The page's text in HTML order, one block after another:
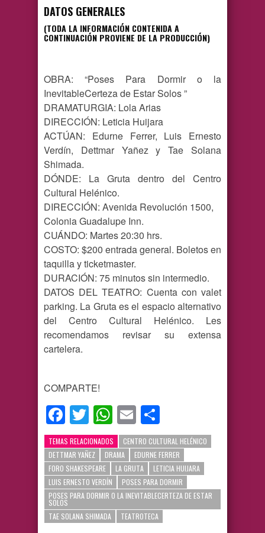
DATOS GENERALES
(TODA LA INFORMACIÓN CONTENIDA A
CONTINUACIÓN PROVIENE DE LA PRODUCCIÓN)
OBRA: “Poses Para Dormir o la
InevitableCerteza de Estar Solos ”
DRAMATURGIA: Lola Arias
DIRECCIÓN: Leticia Huijara
ACTÚAN: Edurne Ferrer, Luis Ernesto
Verdín, Dettmar Yañez y Tae Solana
Shimada.
DÓNDE: La Gruta dentro del Centro
Cultural Helénico.
DIRECCIÓN: Avenida Revolución 1500,
Colonia Guadalupe Inn.
CUÁNDO: Martes 20:30 hrs.
COSTO: $200 entrada general. Boletos en
taquilla y ticketmaster.
DURACIÓN: 75 minutos sin intermedio.
DATOS DEL TEATRO: Cuenta con valet
parking. La Gruta es el espacio alternativo
del Centro Cultural Helénico. Les
recomendamos revisar su extensa
cartelera.
COMPARTE!
Facebook
TwitterWhatsApp
Email
TEMAS RELACIONADOS
CENTRO CULTURAL HELÉNICO
DETTMAR YAÑEZ
DRAMA
EDURNE FERRER
FORO SHAKESPEARE
LA GRUTA
LETICIA HUIJARA
LUIS ERNESTO VERDÍN
POSES PARA DORMIR
POSES PARA DORMIR O LA INEVITABLECERTEZA DE ESTAR
SOLOS
TAE SOLANA SHIMADA
TEATROTECA